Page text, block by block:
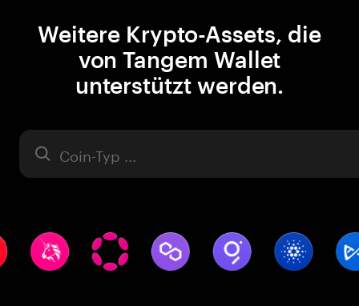
Weitere Krypto-Assets, die
von Tangem Wallet
unterstützt werden.
Asset